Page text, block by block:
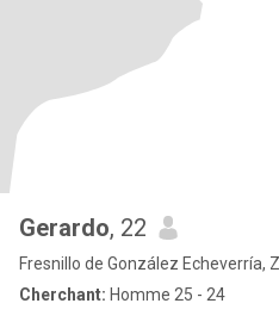
Gerardo, 22
Fresnillo de González Echeverría,
Cherchant: Homme 25 - 24